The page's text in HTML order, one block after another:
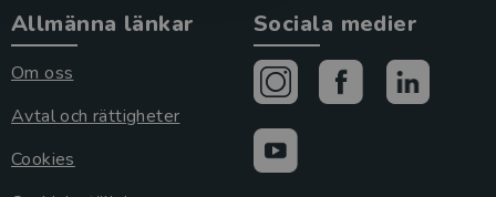
Allmänna länkar
Om oss
Avtal och rättigheter
Cookies
Sociala medier